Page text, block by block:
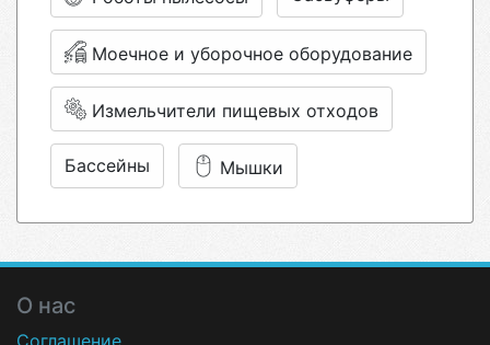
Моечное и уборочное оборудование
Измельчители пищевых отходов
Бассейны Мышки
О нас
Соглашение